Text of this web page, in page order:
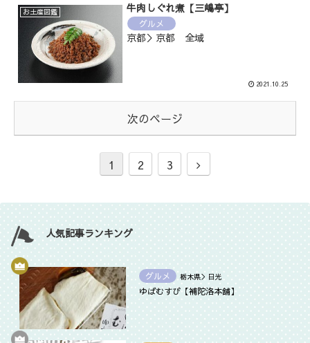
お土産図鑑 牛肉しぐれ煮【三嶋亭】
グルメ
京都＞京都 全域
2021.10.25
次のページ
1 2 3
人気記事ランキング
グルメ 栃木県＞日光
ゆばむすび【補陀洛本舗】